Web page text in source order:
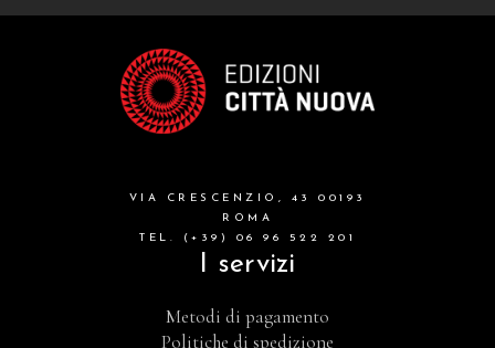
VIA CRESCENZIO, 43 00193
ROMA
TEL. (+39) 06 96 522 201
I servizi
Metodi di pagamento
Politiche di spedizione